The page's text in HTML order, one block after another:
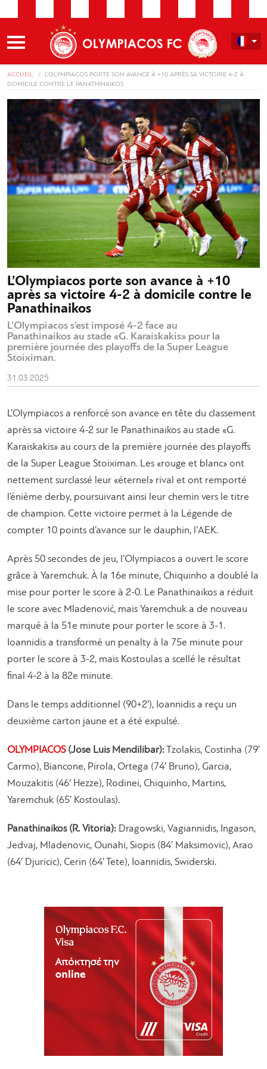
ACCUEIL
L’OLYMPIACOS PORTE SON AVANCE À +10 APRÈS SA VICTOIRE 4-2 À
DOMICILE CONTRE LE PANATHINAIKOS
L’Olympiacos porte son avance à +10
après sa victoire 4-2 à domicile contre le
Panathinaikos
L'Olympiacos s’est imposé 4-2 face au
Panathinaikos au stade «G. Karaiskakis» pour la
première journée des playoffs de la Super League
Stoiximan.
31.03.2025
L’Olympiacos a renforcé son avance en tête du classement
après sa victoire 4-2 sur le Panathinaikos au stade «G.
Karaiskakis» au cours de la première journée des playoffs
de la Super League Stoiximan. Les «rouge et blanc» ont
nettement surclassé leur «éternel» rival et ont remporté
l’énième derby, poursuivant ainsi leur chemin vers le titre
de champion. Cette victoire permet à la Légende de
compter 10 points d’avance sur le dauphin, l’AEK.
Après 50 secondes de jeu, l’Olympiacos a ouvert le score
grâce à Yaremchuk. À la 16e minute, Chiquinho a doublé la
mise pour porter le score à 2-0. Le Panathinaikos a réduit
le score avec Mladenović, mais Yaremchuk a de nouveau
marqué à la 51e minute pour porter le score à 3-1.
Ioannidis a transformé un penalty à la 75e minute pour
porter le score à 3-2, mais Kostoulas a scellé le résultat
final 4-2 à la 82e minute.
Dans le temps additionnel (90+2′), Ioannidis a reçu un
deuxième carton jaune et a été expulsé.
OLYMPIACOS(Jose Luis Mendilibar): Tzolakis, Costinha (79′
Carmo), Biancone, Pirola, Ortega (74′ Bruno), Garcia,
Mouzakitis (46′ Hezze), Rodinei, Chiquinho, Martins,
Yaremchuk (65′ Kostoulas).
Panathinaikos (R. Vitoria): Dragowski, Vagiannidis, Ingason,
Jedvaj, Mladenovic, Ounahi, Siopis (84′ Maksimovic), Arao
(64′ Djuricic), Cerin (64′ Tete), Ioannidis, Swiderski.